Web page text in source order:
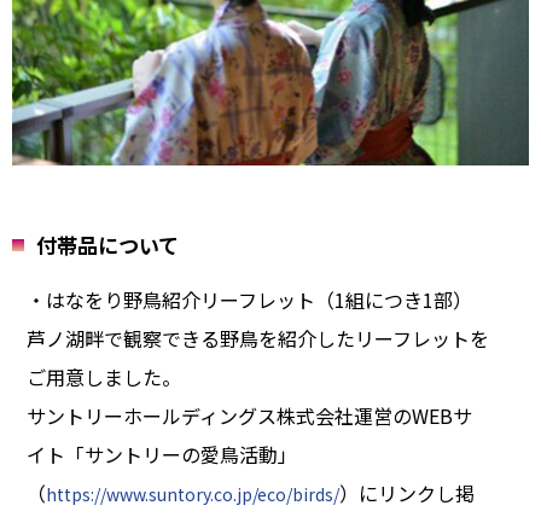
付帯品について
・はなをり野鳥紹介リーフレット（1組につき1部）
芦ノ湖畔で観察できる野鳥を紹介したリーフレットを
ご用意しました。
サントリーホールディングス株式会社運営のWEBサ
イト「サントリーの愛鳥活動」
（https://www.suntory.co.jp/eco/birds/）にリンクし掲